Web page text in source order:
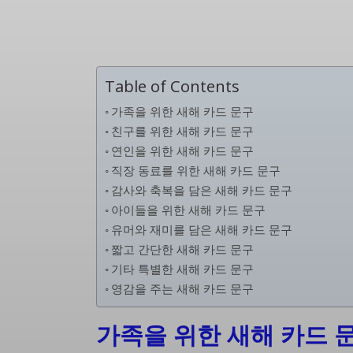
Table of Contents
가족을 위한 새해 카드 문구
친구를 위한 새해 카드 문구
연인을 위한 새해 카드 문구
직장 동료를 위한 새해 카드 문구
감사와 축복을 담은 새해 카드 문구
아이들을 위한 새해 카드 문구
유머와 재미를 담은 새해 카드 문구
짧고 간단한 새해 카드 문구
기타 특별한 새해 카드 문구
영감을 주는 새해 카드 문구
가족을 위한 새해 카드